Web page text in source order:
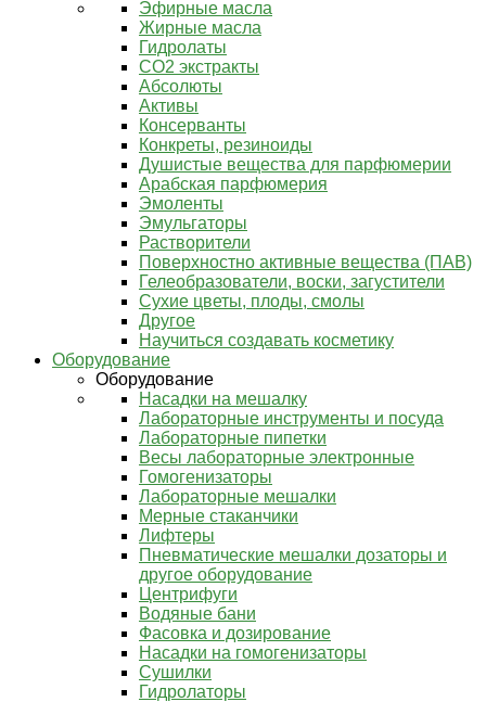
Эфирные масла
Жирные масла
Гидролаты
СО2 экстракты
Абсолюты
Активы
Консерванты
Конкреты, резиноиды
Душистые вещества для парфюмерии
Арабская парфюмерия
Эмоленты
Эмульгаторы
Растворители
Поверхностно активные вещества (ПАВ)
Гелеобразователи, воски, загустители
Сухие цветы, плоды, смолы
Другое
Научиться создавать косметику
Оборудование
Оборудование
Насадки на мешалку
Лабораторные инструменты и посуда
Лабораторные пипетки
Весы лабораторные электронные
Гомогенизаторы
Лабораторные мешалки
Мерные стаканчики
Лифтеры
Пневматические мешалки дозаторы и
другое оборудование
Центрифуги
Водяные бани
Фасовка и дозирование
Насадки на гомогенизаторы
Сушилки
Гидролаторы